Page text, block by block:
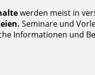
werden meist in
Seminare und
Informationen und